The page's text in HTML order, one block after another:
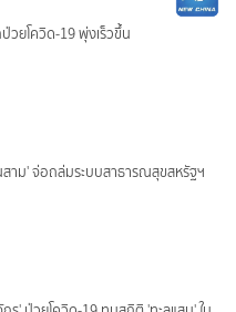
วยโควิด-19 พุ่งเร็วขึ้น
สาม' จ่อถล่มระบบสาธารณสุขสหรัฐฯ